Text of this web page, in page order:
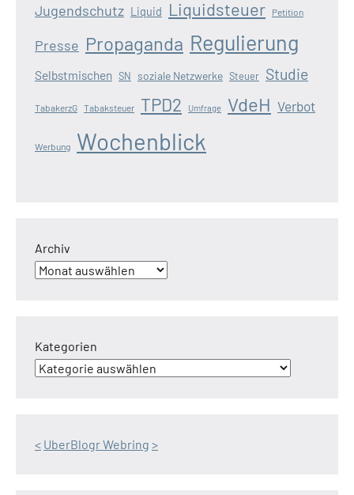
Jugendschutz Liquid Liquidsteuer Petition
Presse Propaganda Regulierung
Selbstmischen SN soziale Netzwerke Steuer Studie
TabakerzG Tabaksteuer TPD2 Umfrage VdeH Verbot
Werbung Wochenblick
Archiv
Kategorien
< UberBlogr Webring >